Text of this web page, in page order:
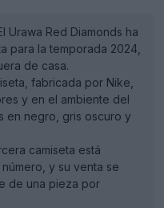
Urawa Red Diamonds ha
para la temporada 2024,
de casa.
fabricada por Nike,
y en el ambiente del
en negro, gris oscuro y
camiseta está
y su venta se
de una pieza por